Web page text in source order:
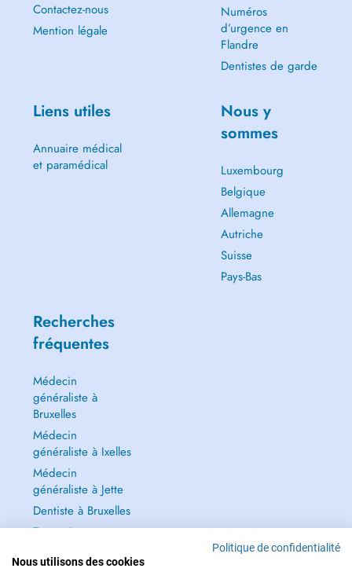
Contactez-nous
Mention légale
Numéros
d’urgence en
Flandre
Dentistes de garde
Liens utiles
Annuaire médical
et paramédical
Nous y
sommes
Luxembourg
Belgique
Allemagne
Autriche
Suisse
Pays-Bas
Recherches
fréquentes
Médecin
généraliste à
Bruxelles
Médecin
généraliste à Ixelles
Médecin
généraliste à Jette
Dentiste à Bruxelles
Tout voir →
Politique de confidentialité
Nous utilisons des cookies